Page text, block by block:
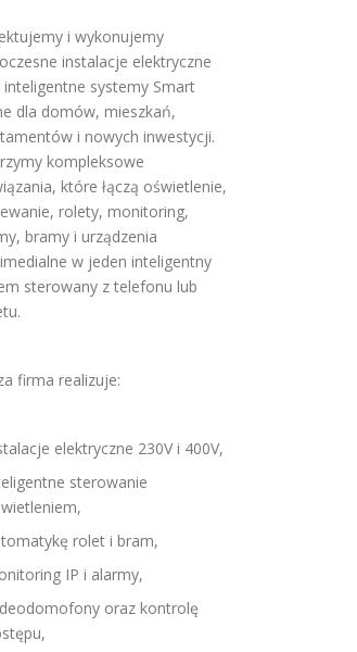
i wykonujemy
instalacje elektryczne
inteligentne systemy Smart
dla domów, mieszkań,
i nowych inwestycji.
kompleksowe
które łączą oświetlenie,
rolety, monitoring,
bramy i urządzenia
w jeden inteligentny
sterowany z telefonu lub
firma realizuje:
elektryczne 230V i 400V,
sterowanie
rolet i bram,
IP i alarmy,
oraz kontrolę